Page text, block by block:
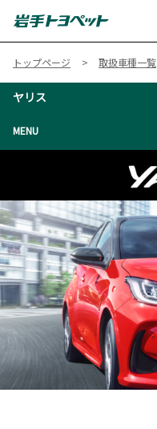
トップページ 取扱車種一覧
ヤリス
MENU